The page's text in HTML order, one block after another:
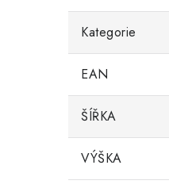
Kategorie
EAN
ŠÍŘKA
VÝŠKA